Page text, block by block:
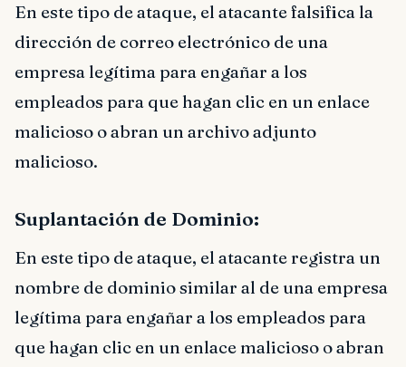
En este tipo de ataque, el atacante falsifica la
dirección de correo electrónico de una
empresa legítima para engañar a los
empleados para que hagan clic en un enlace
malicioso o abran un archivo adjunto
malicioso.
Suplantación de Dominio:
En este tipo de ataque, el atacante registra un
nombre de dominio similar al de una empresa
legítima para engañar a los empleados para
que hagan clic en un enlace malicioso o abran